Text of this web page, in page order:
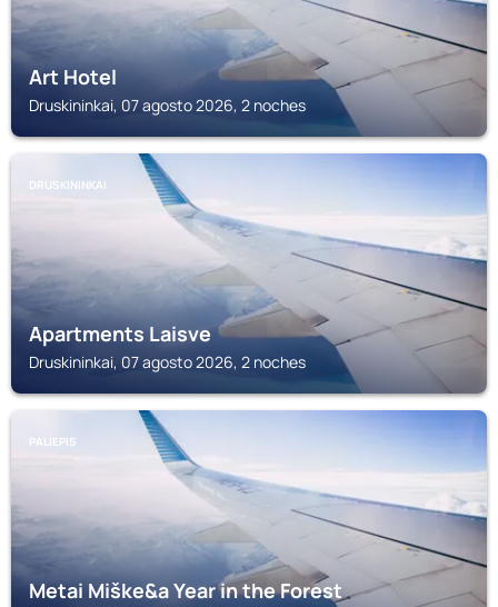
Art Hotel
Druskininkai, 07 agosto 2026, 2 noches
DRUSKININKAI
Apartments Laisve
Druskininkai, 07 agosto 2026, 2 noches
PALIEPIS
Metai Miške&a Year in the Forest